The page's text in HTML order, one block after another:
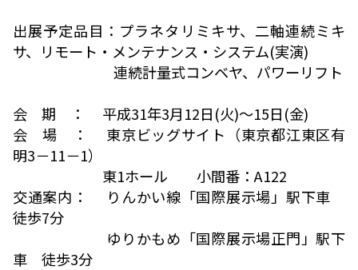
出展予定品目：プラネタリミキサ、二軸連続ミキ
サ、リモート・メンテナンス・システム(実演)
連続計量式コンベヤ、パワーリフト
会 期 ： 平成31年3月12日(火)～15日(金)
会 場 ： 東京ビッグサイト（東京都江東区有
明3－11－1）
東1ホール 小間番：A122
交通案内： りんかい線「国際展示場」駅下車
徒歩7分
ゆりかもめ「国際展示場正門」駅下
車 徒歩3分